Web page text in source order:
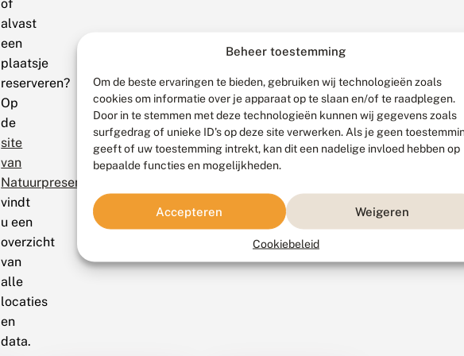
Beheer toestemming
Om de beste ervaringen te bieden, gebruiken wij technologieën zoals
cookies om informatie over je apparaat op te slaan en/of te raadplegen.
Door in te stemmen met deze technologieën kunnen wij gegevens zoals
surfgedrag of unieke ID's op deze site verwerken. Als je geen
geeft of uw toestemming intrekt, kan dit een nadelige invloed hebben op
bepaalde functies en mogelijkheden.
Accepteren Weigeren
Cookiebeleid
of
alvast
een
plaatsje
reserveren?
Op
de
site
van
Natuurpresentaties
vindt
u een
overzicht
van
alle
locaties
en
data.